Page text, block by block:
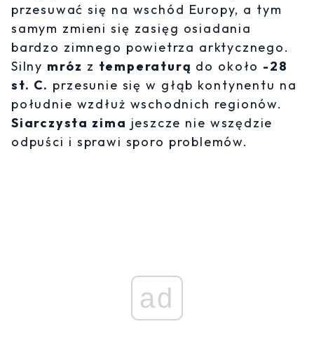
przesuwać się na wschód Europy, a tym
samym zmieni się zasięg osiadania
bardzo zimnego powietrza arktycznego.
Silny mróz z temperaturą do około -28
st. C. przesunie się w głąb kontynentu na
południe wzdłuż wschodnich regionów.
Siarczysta zima jeszcze nie wszędzie
odpuści i sprawi sporo problemów.
ad